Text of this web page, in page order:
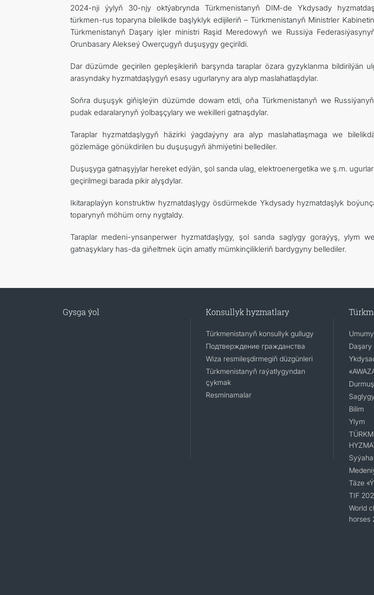
2024-nji ýylyň 30-njy oktýabrynda Türkmenistanyň DIM-de Ykdysady
türkmen-rus toparyna bilelikde başlyklyk edijileriň – Türkmenistanyň Ministrler
Türkmenistanyň Daşary işler ministri Raşid Meredowyň we Russiýa
Orunbasary Alekseý Owerçugyň duşuşygy geçirildi.
Dar düzümde geçirilen gepleşikleriň barşynda taraplar özara gyzyklanma bildirilýän
arasyndaky hyzmatdaşlygyň esasy ugurlaryny ara alyp maslahatlaşdylar.
Soňra duşuşyk giňişleýin düzümde dowam etdi, oňa Türkmenistanyň we
pudak edaralarynyň ýolbaşçylary we wekilleri gatnaşdylar.
Taraplar hyzmatdaşlygyň häzirki ýagdaýyny ara alyp maslahatlaşmaga we
gözlemäge gönükdirilen bu duşuşugyň ähmiýetini bellediler.
Duşuşyga gatnaşyjylar hereket edýän, şol sanda ulag, elektroenergetika we ş.m.
geçirilmegi barada pikir alyşdylar.
Ikitaraplaýyn konstruktiw hyzmatdaşlygy ösdürmekde Ykdysady hyzmatdaşlyk
toparynyň möhüm orny nygtaldy.
Taraplar medeni-ynsanperwer hyzmatdaşlygy, şol sanda saglygy goraýyş, ylym
gatnaşyklary has-da giňeltmek üçin amatly mümkinçilikleriň bardygyny bellediler.
Gysga ýol Konsullyk hyzmatlary
Türkmenistanyň konsullyk gullugy
Подтверждение гражданства
Wiza resmileşdirmegiň düzgünleri
Türkmenistanyň raýatlygyndan
çykmak
Resminamalar
Bilim
Ylym
Täze
TIF
World
horses